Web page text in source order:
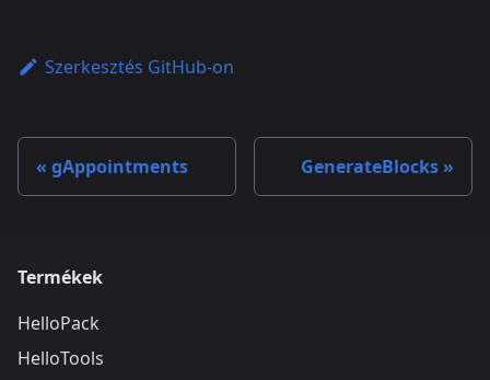
Szerkesztés GitHub-on
gAppointments GenerateBlocks
Termékek
HelloPack
HelloTools